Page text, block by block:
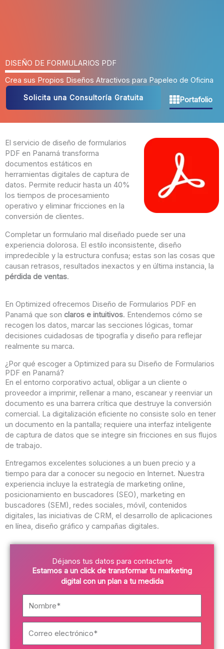
DISEÑO DE FORMULARIOS PDF
Crea sus Propios Diseños Atractivos para Papeleo de Oficina
Solicita una Consultoría Gratuita Portafolio
El servicio de diseño de formularios
PDF en Panamá transforma
documentos estáticos en
herramientas digitales de captura de
datos. Permite reducir hasta un 40%
los tiempos de procesamiento
operativo y eliminar fricciones en la
conversión de clientes.
Completar un formulario mal diseñado puede ser una
experiencia dolorosa. El estilo inconsistente, diseño
impredecible y la estructura confusa; estas son las cosas que
causan retrasos, resultados inexactos y en última instancia, la
pérdida de ventas.
En Optimized ofrecemos Diseño de Formularios PDF en
Panamá que son claros e intuitivos. Entendemos cómo se
recogen los datos, marcar las secciones lógicas, tomar
decisiones cuidadosas de tipografía y diseño para reflejar
realmente su marca.
¿Por qué escoger a Optimized para su Diseño de Formularios
PDF en Panamá?
En el entorno corporativo actual, obligar a un cliente o
proveedor a imprimir, rellenar a mano, escanear y reenviar un
documento es una barrera crítica que destruye la conversión
comercial. La digitalización eficiente no consiste solo en tener
un documento en la pantalla; requiere una interfaz inteligente
de captura de datos que se integre sin fricciones en sus flujos
de trabajo.
Entregamos excelentes soluciones a un buen precio y a
tiempo para dar a conocer su negocio en Internet. Nuestra
experiencia incluye la estrategía de marketing online,
posicionamiento en buscadores (SEO), marketing en
buscadores (SEM), redes sociales, móvil, contenidos
digitales, las iniciativas de CRM, el desarrollo de aplicaciones
en línea, diseño gráfico y campañas digitales.
Déjanos tus datos para contactarte
Estamos a un click de transformar tu marketing
digital con un plan a tu medida
m